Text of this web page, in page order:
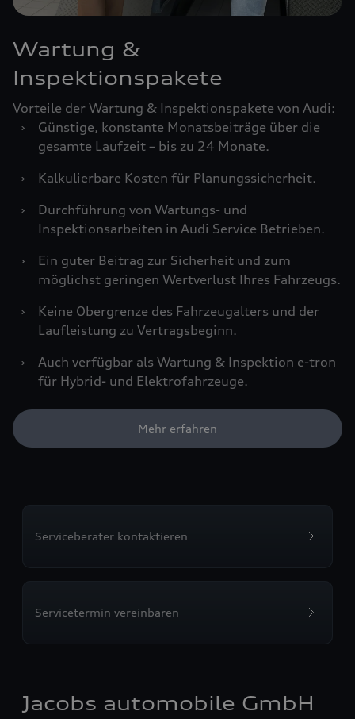
Wartung &
Inspektionspakete
Vorteile der Wartung & Inspektionspakete von Audi:
›
Günstige, konstante Monatsbeiträge über die
gesamte Laufzeit – bis zu 24 Monate.
›
Kalkulierbare Kosten für Planungssicherheit.
›
Durchführung von Wartungs- und
Inspektionsarbeiten in Audi Service Betrieben.
›
Ein guter Beitrag zur Sicherheit und zum
möglichst geringen Wertverlust Ihres Fahrzeugs.
›
Keine Obergrenze des Fahrzeugalters und der
Laufleistung zu Vertragsbeginn.
›
Auch verfügbar als Wartung & Inspektion e-tron
für Hybrid- und Elektrofahrzeuge.
Mehr erfahren
Serviceberater kontaktieren
Servicetermin vereinbaren
Jacobs automobile GmbH